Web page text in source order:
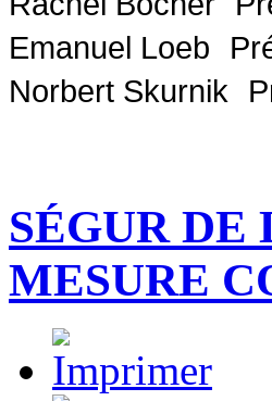
Emanuel Loeb
Norbert Skurnik
SÉGUR DE
MESURE